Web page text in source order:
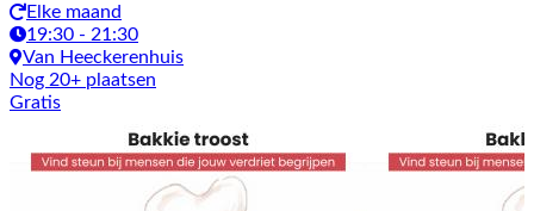
Elke maand
19:30 - 21:30
Van Heeckerenhuis
Nog 20+ plaatsen
Gratis